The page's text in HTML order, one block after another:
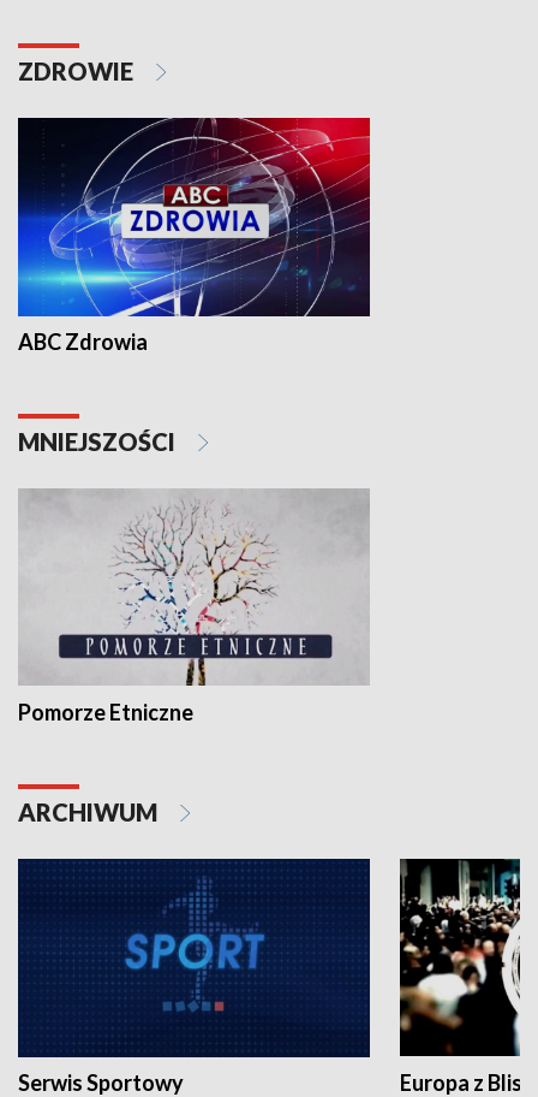
ZDROWIE
ABC Zdrowia
MNIEJSZOŚCI
Pomorze Etniczne
ARCHIWUM
Serwis Sportowy Europa z